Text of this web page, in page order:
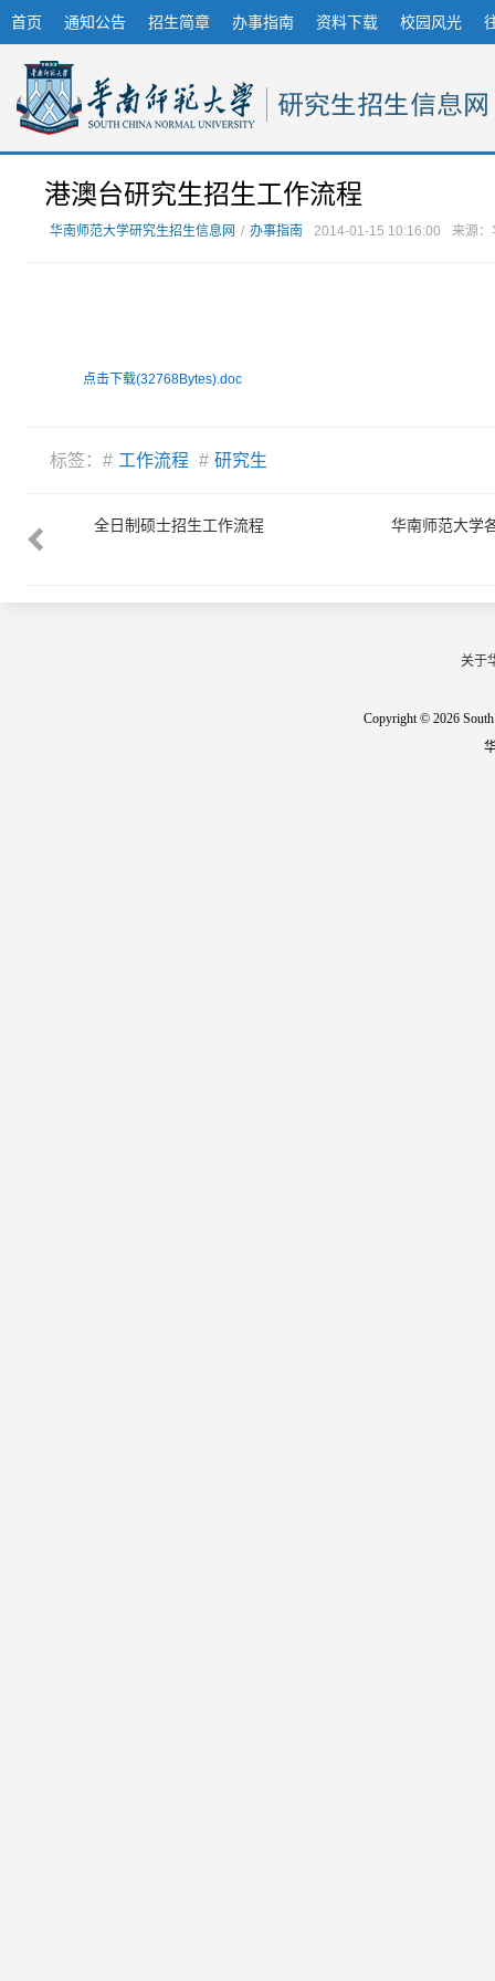
首页 通知公告 招生简章 办事指南 资料下载 校园风光
港澳台研究生招生工作流程
华南师范大学研究生招生信息网 / 办事指南 2014-01-15 10:16:00 来源：
点击下载(32768Bytes).doc
标签：# 工作流程 # 研究生
对应表 全日制硕士招生工作流程 华南师范大学
关于
Copyright © 2026